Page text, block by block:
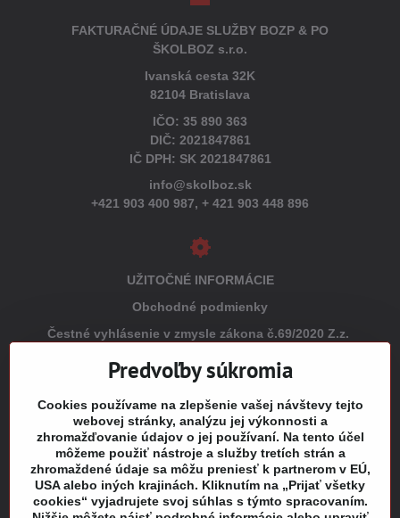
FAKTURAČNÉ ÚDAJE SLUŽBY BOZP & PO
ŠKOLBOZ s.r.o.
Ivanská cesta 32K
82104 Bratislava
IČO: 35 890 363
DIČ: 2021847861
IČ DPH: SK 2021847861
info@skolboz.sk
+421 903 400 987, + 421 903 448 896
UŽITOČNÉ INFORMÁCIE
Obchodné podmienky
Čestné vyhlásenie v zmysle zákona č.69/2020 Z.z.
Ochrana osobných údajov v zmysle zákona č. 18/2018 Z.z.
(GDPR)
Reklamačný poriadok
Vrátenie tovaru
Tabuľky veľkostí
Šitie a potlač odevov
Mapa stránky
Predvoľby súkromia
Cookies používame na zlepšenie vašej návštevy tejto
webovej stránky, analýzu jej výkonnosti a
zhromažďovanie údajov o jej používaní. Na tento účel
môžeme použiť nástroje a služby tretích strán a
zhromaždené údaje sa môžu preniesť k partnerom v EÚ,
USA alebo iných krajinách. Kliknutím na „Prijať všetky
cookies“ vyjadrujete svoj súhlas s týmto spracovaním.